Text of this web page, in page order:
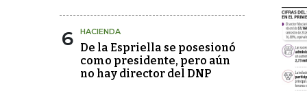
6 HACIENDA
De la Espriella se posesionó
como presidente, pero aún
no hay director del DNP